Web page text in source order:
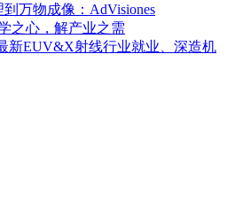
万物成像：AdVisiones
之心，解产业之需
新EUV&X射线行业就业、深造机